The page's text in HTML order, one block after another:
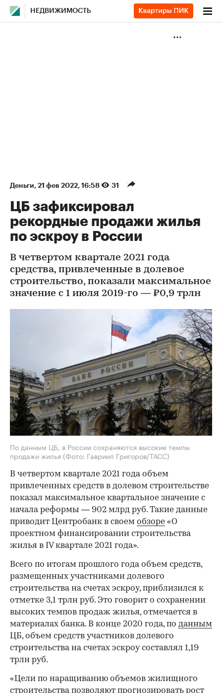
НЕДВИЖИМОСТЬ
Деньги⁠, 21 фев 2022, 16:58 31
ЦБ зафиксировал
рекордные продажи жилья
по эскроу в России
В четвертом квартале 2021 года
средства, привлеченные в долевое
строительство, показали максимальное
значение с 1 июля 2019-го — ₽0,9 трлн
По данным ЦБ, в России сохраняются высокие темпы
продажи жилья (Фото: Гавриил Григоров/ТАСС)
В четвертом квартале 2021 года объем
привлеченных средств в долевом строительстве
показал максимальное квартальное значение с
начала реформы — 902 млрд руб. Такие данные
приводит Центробанк в своем обзоре «О
проектном финансировании строительства
жилья в IV квартале 2021 года».
Всего по итогам прошлого года объем средств,
размещенных участниками долевого
строительства на счетах эскроу, приблизился к
отметке 3,1 трлн руб. Это говорит о сохранении
высоких темпов продаж жилья, отмечается в
материалах банка. В конце 2020 года, по данным
ЦБ, объем средств участников долевого
строительства на счетах эскроу составлял 1,19
трлн руб.
«Цели по наращиванию объемов жилищного
строительства позволяют прогнозировать рост